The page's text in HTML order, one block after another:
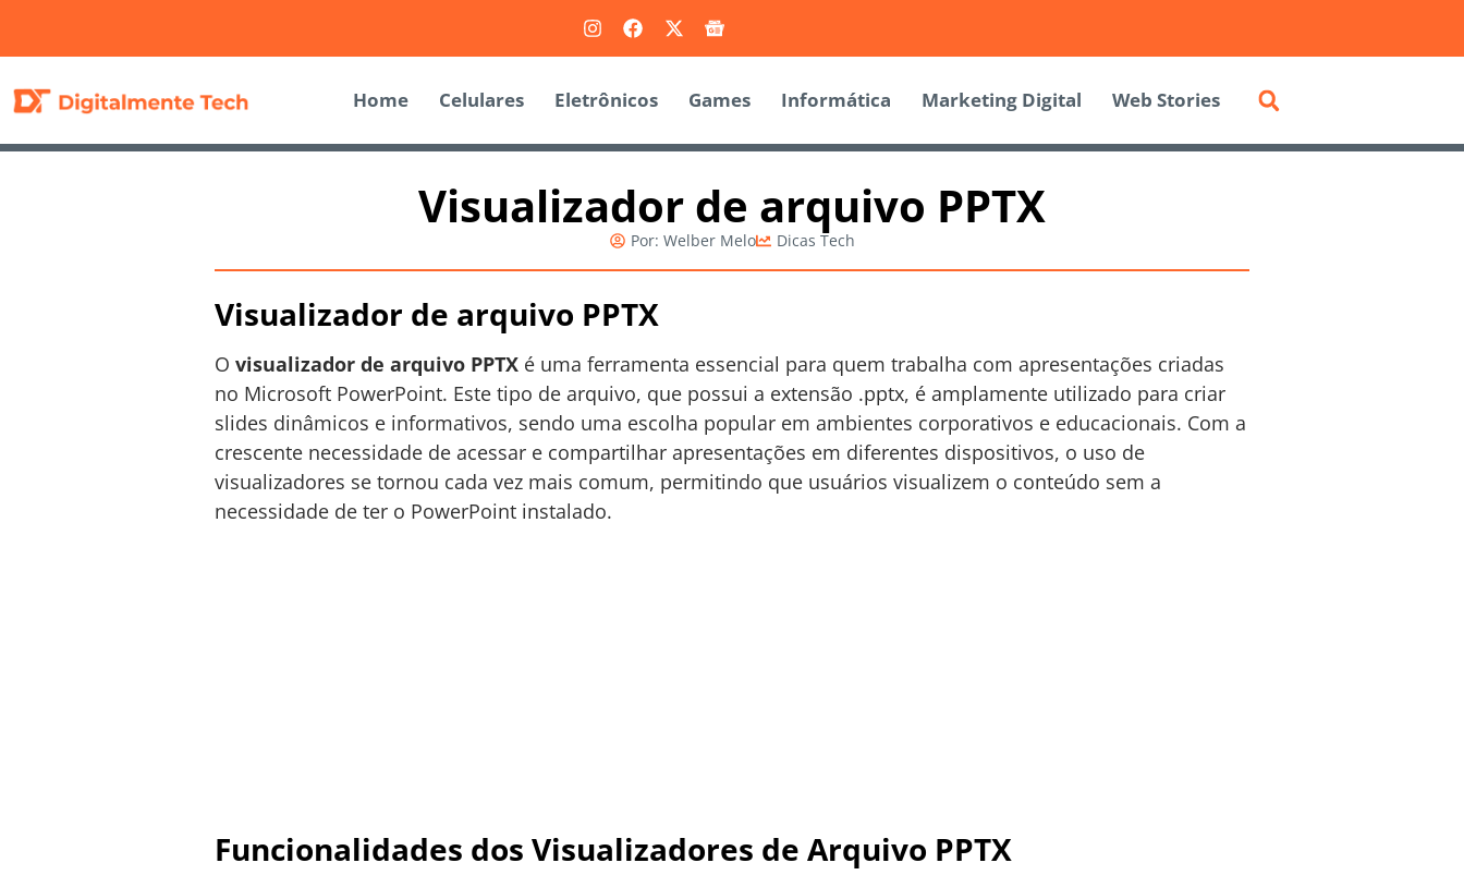
Home Celulares Eletrônicos Games Informática Marketing Digital Web Stories
Visualizador de arquivo PPTX
Por: Welber Melo Dicas Tech
Visualizador de arquivo PPTX
O visualizador de arquivo PPTX é uma ferramenta essencial para quem trabalha com apresentações criadas
no Microsoft PowerPoint. Este tipo de arquivo, que possui a extensão .pptx, é amplamente utilizado para criar
slides dinâmicos e informativos, sendo uma escolha popular em ambientes corporativos e educacionais. Com a
crescente necessidade de acessar e compartilhar apresentações em diferentes dispositivos, o uso de
visualizadores se tornou cada vez mais comum, permitindo que usuários visualizem o conteúdo sem a
necessidade de ter o PowerPoint instalado.
Funcionalidades dos Visualizadores de Arquivo PPTX